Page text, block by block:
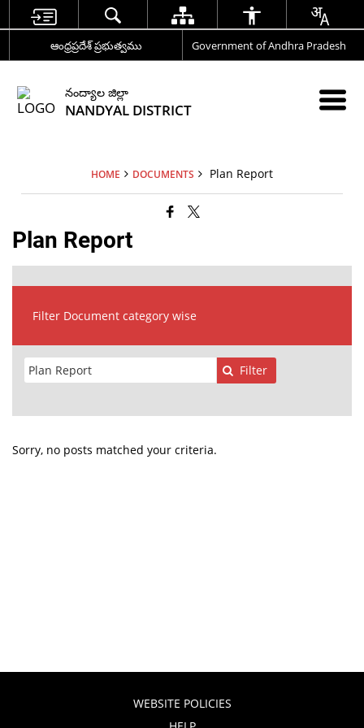
ఆంధ్రప్రదేశ్ ప్రభుత్వము Government of Andhra Pradesh
నంద్యాల జిల్లా
NANDYAL DISTRICT
HOME DOCUMENTS Plan Report
Plan Report
Filter Document category wise
Filter
Sorry, no posts matched your criteria.
WEBSITE POLICIES